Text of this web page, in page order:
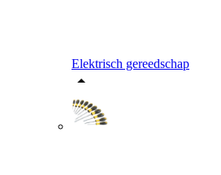
Elektrisch gereedschap